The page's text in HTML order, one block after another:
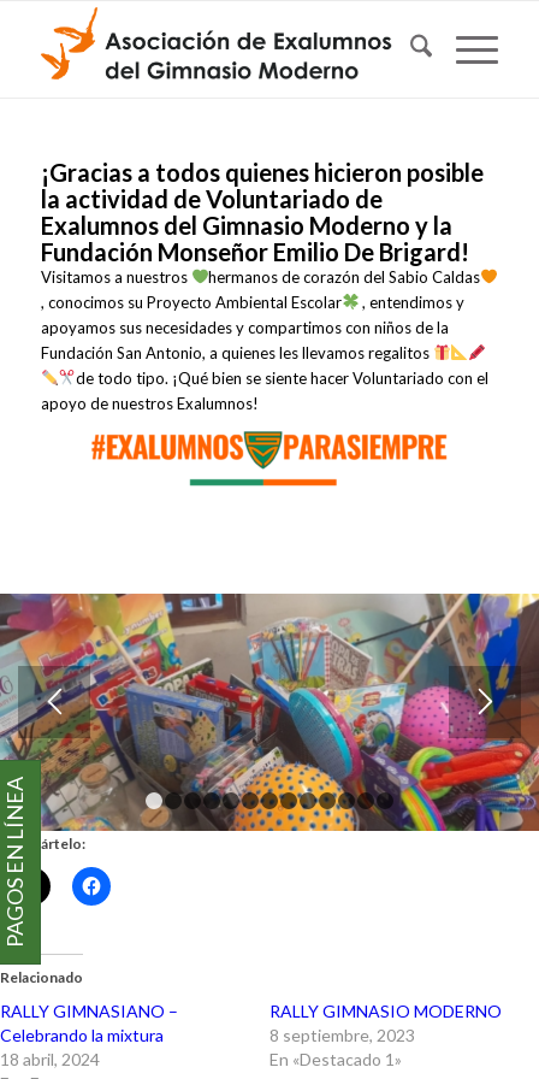
¡Gracias a todos quienes hicieron posible
la actividad de Voluntariado de
Exalumnos del Gimnasio Moderno y la
Fundación Monseñor Emilio De Brigard!
Visitamos a nuestros
hermanos de corazón del Sabio Caldas
, conocimos su Proyecto Ambiental Escolar
, entendimos y
apoyamos sus necesidades y compartimos con niños de la
Fundación San Antonio, a quienes les llevamos regalitos
de todo tipo. ¡Qué bien se siente hacer Voluntariado con el
apoyo de nuestros Exalumnos!
1 2 3 4 5 6 7 8 9 1011 1213
Compártelo:
Relacionado
RALLY GIMNASIANO –
Celebrando la mixtura
18 abril, 2024
RALLY GIMNASIO MODERNO
8 septiembre, 2023
En «Destacado 1»
PAGOS EN LÍNEA